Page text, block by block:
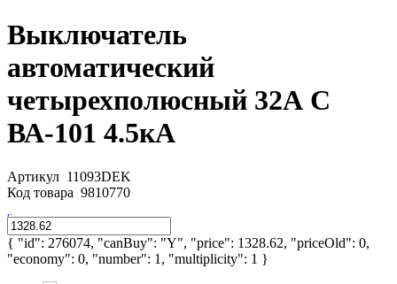
Выключатель
автоматический
четырехполюсный 32А С
ВА-101 4.5кА
Артикул 11093DEK
Код товара 9810770
{ "id": 276074, "canBuy": "Y", "price": 1328.62, "priceOld": 0,
"economy": 0, "number": 1, "multiplicity": 1 }